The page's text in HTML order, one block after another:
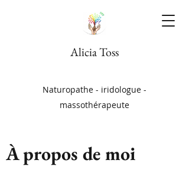
Alicia Toss
Naturopathe - iridologue -
massothérapeute
À propos de moi